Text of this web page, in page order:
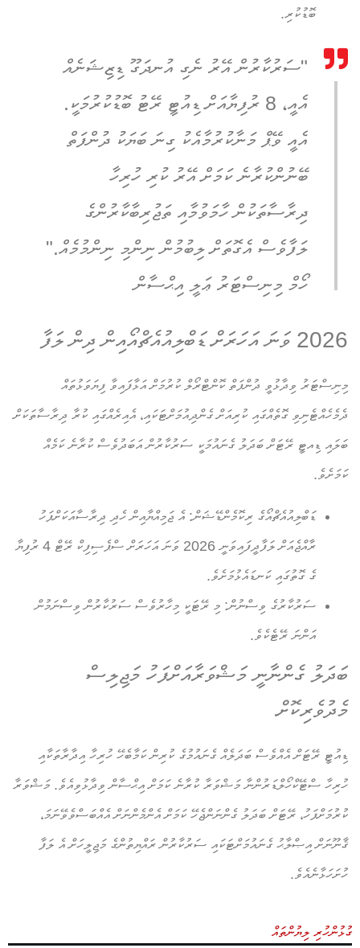
ބޮޑުކުރި.
"ސަރުކާރުން އޭރު ނެގި އުނދަގޫ ޑިޒިޝަނެއް
އެއީ، 8 ރުފިޔާއަށް ޑިއުޓީ ރޭޓު ބޮޑުކުރުމަކީ.
އެއީ ވޭޕް މަނާކުރުމާއެކު ގިނަ ބަޔަކު ދުންފަތް
ބޭނުންކުރާނެ ކަމަށް އޭރު ކުރި ހުރިހާ
ދިރާސާތަކުން ހާމަވުމާއި ތަޖުރިބާކާރުންގެ
ލަފާވެސް އެގޮތަށް ލިބުމުން ނިންމި ނިންމުމެއް."
ހޯމް މިނިސްޓަރު ޢަލީ އިޙްސާން
2026 ވަނަ އަހަރަށް ޑަބްލިއުއެޗްއޯއިން ދިން ލަފާ
މިނިސްޓަރު ވިދާޅުވީ ދުންފަތް ކޮންޓްރޯލް ކުރުމަށް އަޅާފައިވާ ފިޔަވަޅުތައް
ދެމެހެއްޓެނިވި ގޮތެއްގައި ކުރިއަށް ގެންދިއުމަށްޓަކައި، އެއިރެއްގައި ކުރާ ދިރާސާތަކަށް
ބަލައި ޑިއޓީ ރޭޓަށް ބަދަލު ގެނައުމަކީ ސަރުކާރުން އަބަދުވެސް ކުރާނެ ކަމެއް
ކަމަށެވެ.
ޑަބްލިއުއެޗްއޯގެ ރިކޮމެންޑޭޝަން: އެ ޖަމިއްޔާއިން ހެދި ދިރާސާއަކަށްފަހު
ރާއްޖެއަށް ލަފާދީފައިވަނީ 2026 ވަނަ އަހަރަށް ސްޕެސިފިކް ރޭޓް 4 ރުފިޔާ
ގެ ގޮތުގައި ކަނޑައެޅުމަށެވެ.
ސަރުކާރުގެ ވިސްނުން: މި ރޭޓަކީ މިހާރުވެސް ސަރުކާރުން ވިސްނަމުން
އަންނަ ރޭޓެކެވެ.
ބަދަލު ގެންނާނީ މަޝްވަރާއަށްފަހު މަޖިލިސް
މެދުވެރިކޮށް
ޑިއުޓީ ރޭޓަށް އެއްވެސް ބަދަލެއް ގެނައުމުގެ ކުރިން ކަމާބެހޭ ހުރިހާ އިދާރާތަކާއި
ހުރިހާ ސްޓޭކްހޯލްޑަރުންނާ މަޝްވަރާ ކުރާނެ ކަމަށް އިޙްސާން ވިދާޅުވިއެވެ. މަޝްވަރާ
ކުރުމަށްފަހު، ރޭޓަށް ބަދަލު ގެންނަންޖެހޭ ކަމަށް އެންމެންނަށް އެއްބަސްވެވޭނަމަ،
ޤާނޫނަށް އިޞްލާޙު ގެނައުމަށްޓަކައި ސަރުކާރުން ރައްޔިތުންގެ މަޖިލީހަށް އެ ލަފާ
ހުށަހަޅާނެއެވެ.
ގުޅުންހުރި ލިޔުންތައް